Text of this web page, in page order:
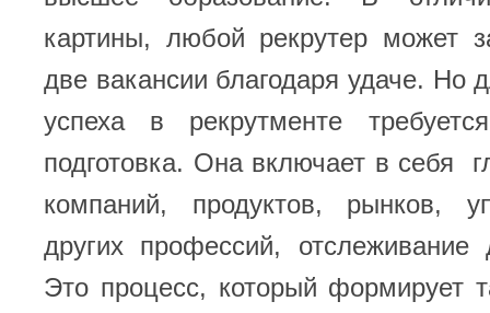
картины, любой рекрутер может
две вакансии благодаря удаче. Но
успеха в рекрутменте
подготовка. Она включает в себя
компаний, продуктов, рынков,
других профессий, отслеживание
Это процесс, который формирует